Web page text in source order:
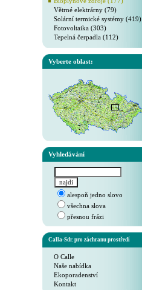
Větrné elektrárny (79)
Solární termické systémy (419)
Fotovoltaika (303)
Tepelná čerpadla (112)
Vyberte oblast:
Vyhledávání
alespoň jedno slovo
všechna slova
přesnou frázi
Calla-Sdr. pro záchranu prostředí
O Calle
Naše nabídka
Ekoporadenství
Kontakt